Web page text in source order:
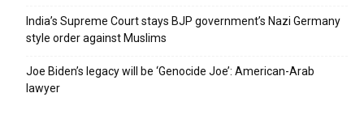
India’s Supreme Court stays BJP government’s Nazi Germany
style order against Muslims
Joe Biden’s legacy will be ‘Genocide Joe’: American-Arab
lawyer